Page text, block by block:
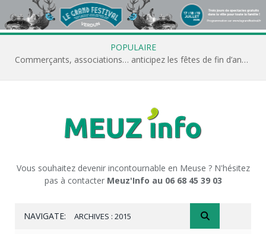
POPULAIRE
Commerçants, associations… anticipez les fêtes de fin d’année avec Meuz’Info
Vous souhaitez devenir incontournable en Meuse ? N'hésitez
pas à contacter Meuz'Info au 06 68 45 39 03
NAVIGATE: ARCHIVES : 2015